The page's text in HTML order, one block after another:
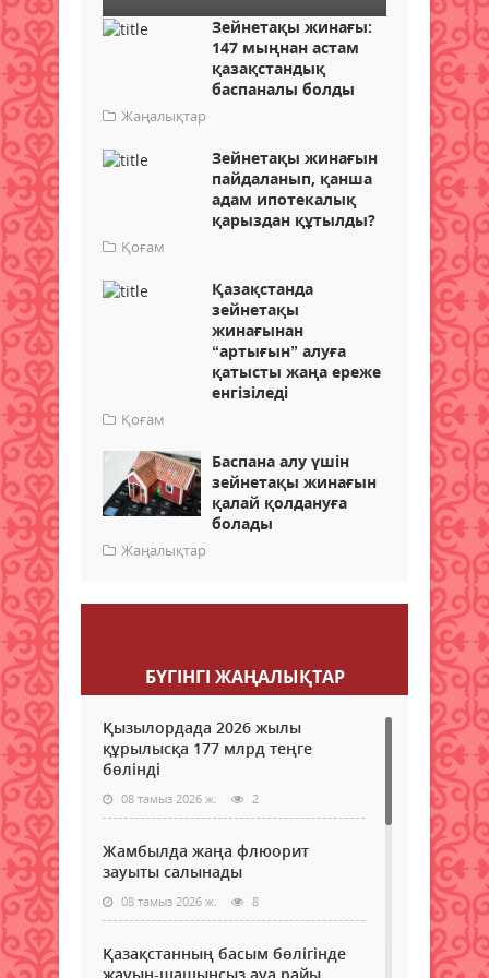
Зейнетақы жинағы:
147 мыңнан астам
қазақстандық
баспаналы болды
Жаңалықтар
Зейнетақы жинағын
пайдаланып, қанша
адам ипотекалық
қарыздан құтылды?
Қоғам
Қазақстанда
зейнетақы
жинағынан
“артығын” алуға
қатысты жаңа ереже
енгізіледі
Қоғам
Баспана алу үшін
зейнетақы жинағын
қалай қолдануға
болады
Жаңалықтар
БҮГІНГI ЖАҢАЛЫҚТАР
Қызылордада 2026 жылы
құрылысқа 177 млрд теңге
бөлінді
08 тамыз 2026 ж. 2
Жамбылда жаңа флюорит
зауыты салынады
08 тамыз 2026 ж. 8
Қазақстанның басым бөлігінде